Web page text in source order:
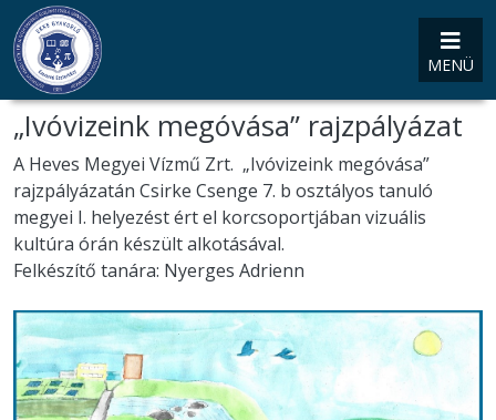
MENÜ
„Ivóvizeink megóvása” rajzpályázat
A Heves Megyei Vízmű Zrt. „Ivóvizeink megóvása”
rajzpályázatán Csirke Csenge 7. b osztályos tanuló
megyei I. helyezést ért el korcsoportjában vizuális
kultúra órán készült alkotásával.
Felkészítő tanára: Nyerges Adrienn